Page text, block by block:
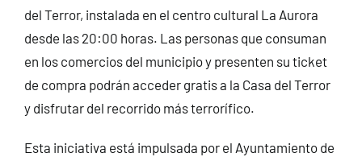
del Terror, instalada en el centro cultural La Aurora
desde las 20:00 horas. Las personas que consuman
en los comercios del municipio y presenten su ticket
de compra podrán acceder gratis a la Casa del Terror
y disfrutar del recorrido más terrorífico.
Esta iniciativa está impulsada por el Ayuntamiento de